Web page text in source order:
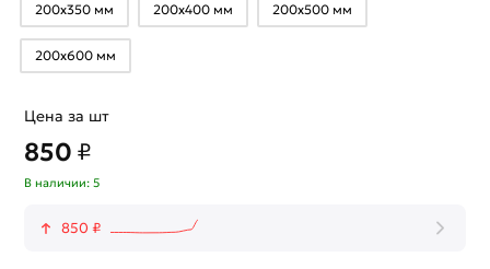
200х350 мм 200х400 мм 200х500 мм
200х600 мм
Цена за шт
850 ₽
В наличии: 5
850 ₽